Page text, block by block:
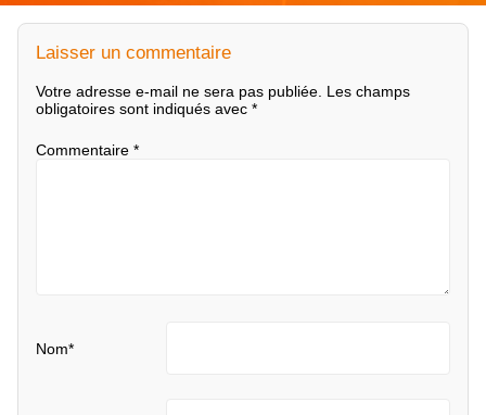
Laisser un commentaire
Votre adresse e-mail ne sera pas publiée. Les champs
obligatoires sont indiqués avec *
Commentaire *
Nom*